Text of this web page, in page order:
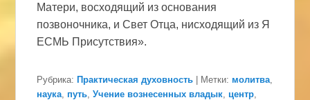
Матери, восходящий из основания
позвоночника, и Свет Отца, нисходящий из Я
ЕСМЬ Присутствия».
Рубрика: Практическая духовность | Метки: молитва
наука путь ,Учение вознесенных владык центр